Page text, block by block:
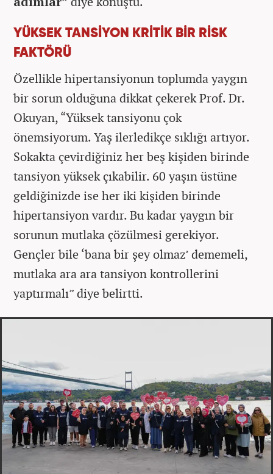
YÜKSEK TANSİYON KRİTİK BİR RİSK
FAKTÖRÜ
Özellikle hipertansiyonun toplumda yaygın
bir sorun olduğuna dikkat çekerek Prof. Dr.
Okuyan, “Yüksek tansiyonu çok
önemsiyorum. Yaş ilerledikçe sıklığı artıyor.
Sokakta çevirdiğiniz her beş kişiden birinde
tansiyon yüksek çıkabilir. 60 yaşın üstüne
geldiğinizde ise her iki kişiden birinde
hipertansiyon vardır. Bu kadar yaygın bir
sorunun mutlaka çözülmesi gerekiyor.
Gençler bile ‘bana bir şey olmaz’ dememeli,
mutlaka ara ara tansiyon kontrollerini
yaptırmalı” diye belirtti.